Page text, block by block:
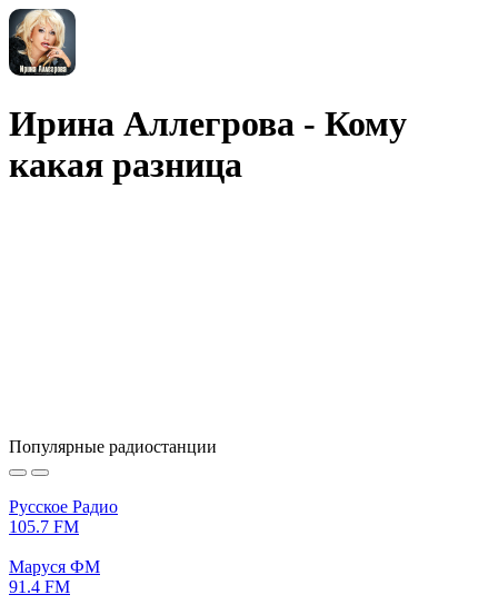
Ирина Аллегрова - Кому
какая разница
Популярные радиостанции
Русское Радио
105.7 FM
Маруся ФМ
91.4 FM